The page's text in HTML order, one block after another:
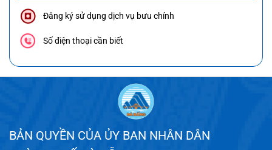
Đăng ký sử dụng dịch vụ bưu chính
Số điện thoại cần biết
BẢN QUYỀN CỦA ỦY BAN NHÂN DÂN